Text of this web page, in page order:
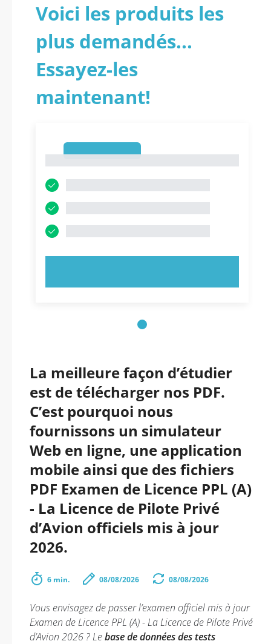
Voici les produits les
plus demandés...
Essayez-les
maintenant!
La meilleure façon d’étudier
est de télécharger nos PDF.
C’est pourquoi nous
fournissons un simulateur
Web en ligne, une application
mobile ainsi que des fichiers
PDF Examen de Licence PPL (A)
- La Licence de Pilote Privé
d’Avion officiels mis à jour
2026.
6 min. 08/08/2026 08/08/2026
Vous envisagez de passer l’examen officiel mis à jour
Examen de Licence PPL (A) - La Licence de Pilote Privé
d’Avion 2026 ? Lebase de données des tests